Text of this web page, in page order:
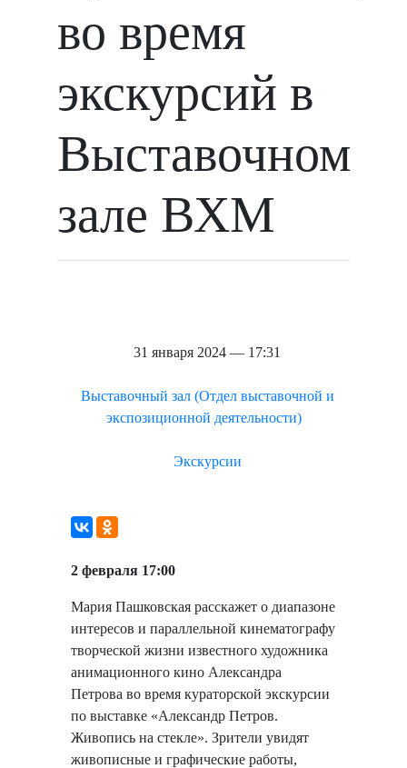
во время
экскурсий в
Выставочном
зале ВХМ
31 января 2024 — 17:31
Выставочный зал (Отдел выставочной и
экспозиционной деятельности)
Экскурсии
2 февраля 17:00
Мария Пашковская расскажет о диапазоне
интересов и параллельной кинематографу
творческой жизни известного художника
анимационного кино Александра
Петрова во время кураторской экскурсии
по выставке «Александр Петров.
Живопись на стекле». Зрители увидят
живописные и графические работы,